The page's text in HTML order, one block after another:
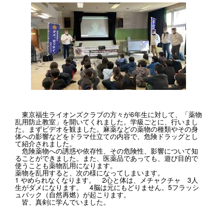
東京福生ライオンズクラブの方々が6年生に対して、「薬物
乱用防止教室」を開いてくれました。学級ごとに、行いまし
た。まずビデオを観ました。麻薬などの薬物の種類やその身
体への影響などをドラマ仕立ての内容で、危険ドラッグとし
て紹介されました。
危険薬物への誘惑や依存性、その危険性、影響について知
ることができました。また、医薬品であっても、遊び目的で
使うことも薬物乱用になります。
薬物を乱用すると、次の様になってしまいます。
1 やめられなくなります。 2心と体は、メチャクチャ 3人
生がダメになります。 4脳は元にもどりません。5フラッシ
ュバック（自然再燃）が起こります。
皆、真剣に学んでいました。